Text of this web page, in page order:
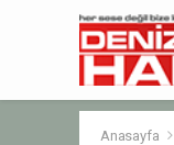
Anasayfa